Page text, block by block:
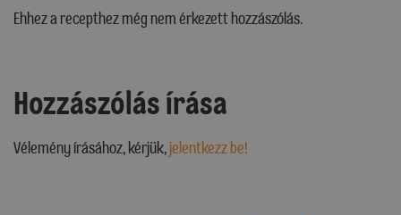
Ehhez a recepthez még nem érkezett hozzászólás.
Hozzászólás írása
Vélemény írásához, kérjük,jelentkezz be!